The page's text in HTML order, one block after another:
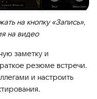
на кнопку «Запись»,
на видео
заметку и
резюме встречи.
и настроить